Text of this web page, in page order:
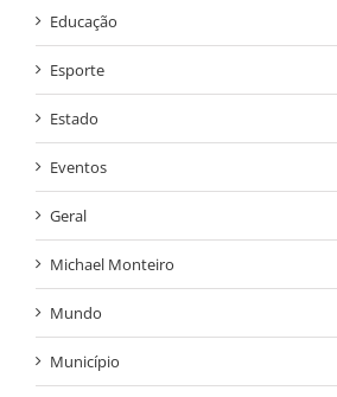
Educação
Esporte
Estado
Eventos
Geral
Michael Monteiro
Mundo
Município